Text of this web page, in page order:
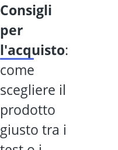
consigli
per
l'acquisto:
come
scegliere il
prodotto
giusto tra i